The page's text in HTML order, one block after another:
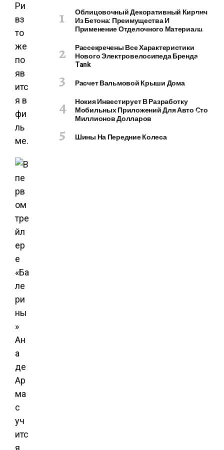
М
П
Т
Г
Ри
вз
то
же
по
яв
итс
я в
фи
ль
ме.
Облицовочный Декоративный Кирпич
Из Бетона: Преимущества И
Применение Отделочного Материала
Рассекречены Все Характеристики
Нового Электровелосипеда Бренда
Tank
Расчет Вальмовой Крыши Дома
Нокия Инвестирует В Разработку
Мобильных Приложений Для Авто Сто
Миллионов Долларов
Шины На Передние Колеса